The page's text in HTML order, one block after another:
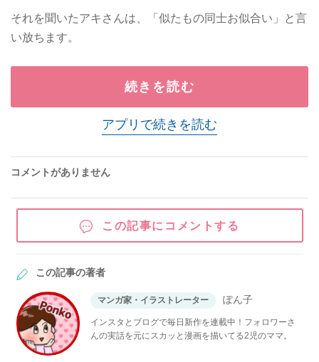
それを聞いたアキさんは、「似たもの同士お似合い」と言
い放ちます。
続きを読む
アプリで続きを読む
コメントがありません
この記事にコメントする
この記事の著者
マンガ家・イラストレーター ぽん子
インスタとブログで毎日新作を連載中！フォロワーさ
んの実話を元にスカッと漫画を描いてる2児のママ。